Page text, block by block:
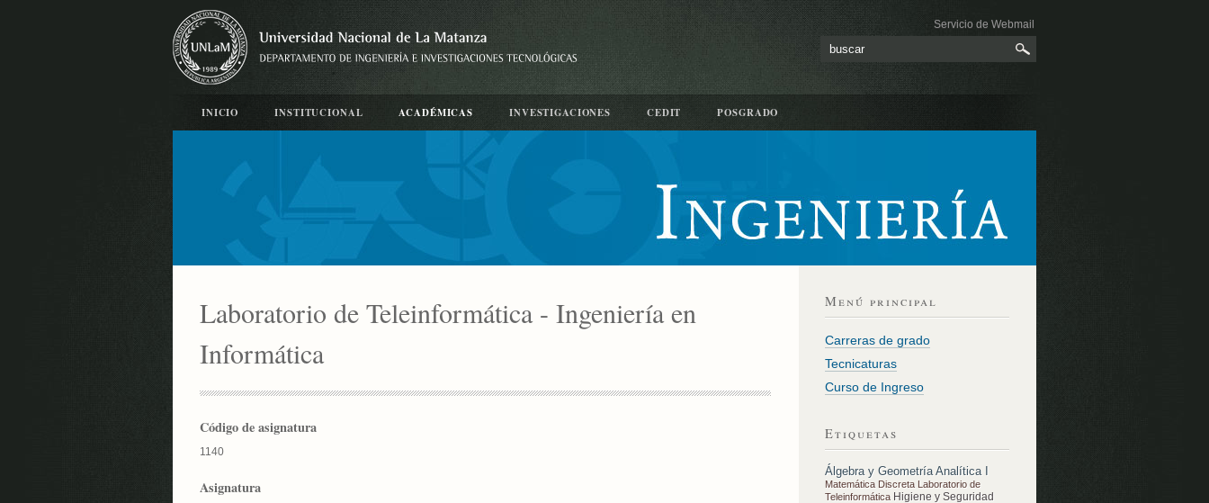
Servicio de Webmail
INICIO INSTITUCIONAL ACADÉMICAS INVESTIGACIONES CEDIT POSGRADO
Laboratorio de Teleinformática - Ingeniería en
Informática
Código de asignatura
1140
Asignatura
Menú principal
Carreras de grado
Tecnicaturas
Curso de Ingreso
Etiquetas
Álgebra y Geometría Analítica I
Matemática Discreta Laboratorio de
Teleinformática Higiene y Seguridad